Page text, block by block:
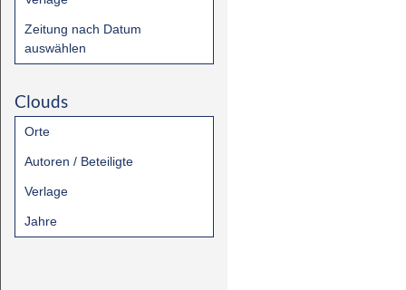
Zeitung nach Datum
auswählen
Clouds
Orte
Autoren / Beteiligte
Verlage
Jahre